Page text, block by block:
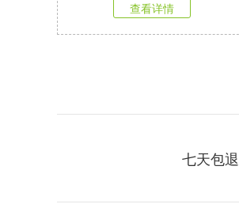
查看详情
七天包退